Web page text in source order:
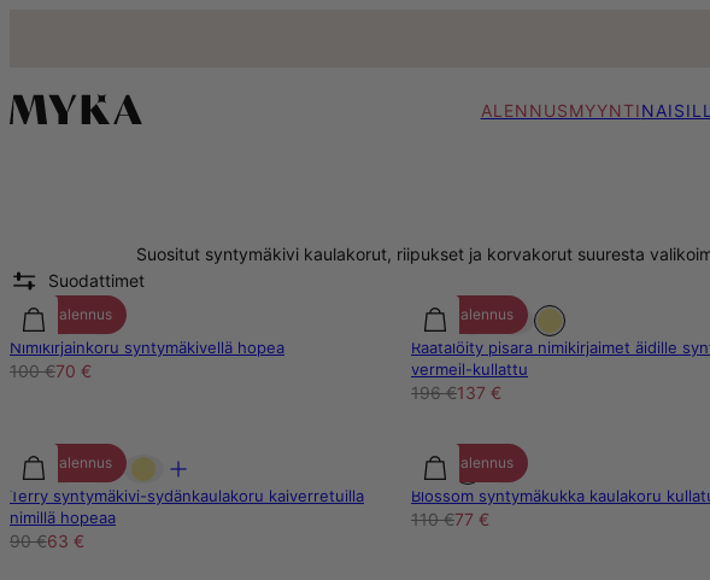
ALENNUSMYYNTI
Suositut syntymäkivi kaulakorut, riipukset ja korvakorut suuresta
Suodattimet
30% alennus
Nimikirjainkoru syntymäkivellä hopea
100 €70 €
30% alennus
Räätälöity pisara nimikirjaimet äidille
vermeil-kullattu
196 €137 €
30% alennus
Terry syntymäkivi-sydänkaulakoru kaiverretuilla
nimillä hopeaa
90 €63 €
30% alennus
Blossom syntymäkukka kaulakoru
110 €77 €